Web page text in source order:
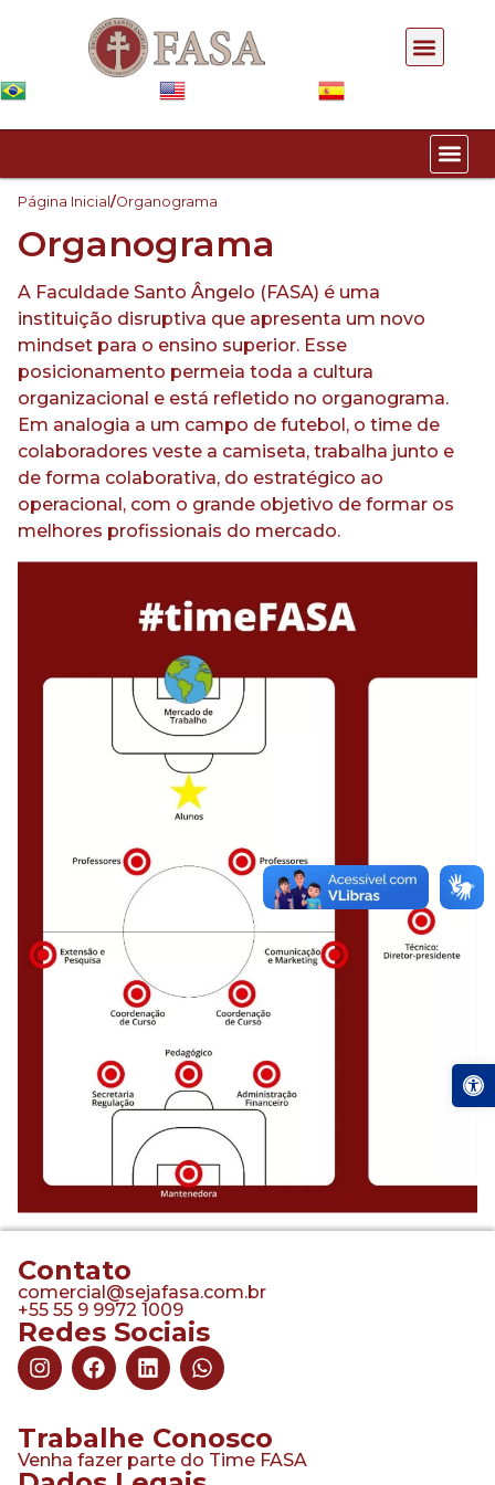
Abrir
Página Inicial /Organograma
Organograma
A Faculdade Santo Ângelo (FASA) é uma
instituição disruptiva que apresenta um novo
mindset para o ensino superior. Esse
posicionamento permeia toda a cultura
organizacional e está refletido no organograma.
Em analogia a um campo de futebol, o time de
colaboradores veste a camiseta, trabalha junto e
de forma colaborativa, do estratégico ao
operacional, com o grande objetivo de formar os
melhores profissionais do mercado.
Contato
comercial@sejafasa.com.br
+55 55 9 9972 1009
Redes Sociais
Trabalhe Conosco
Venha fazer parte do Time FASA